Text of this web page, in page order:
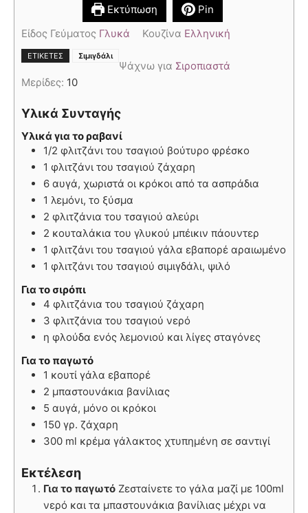
Εκτύπωση
Pin
Είδος Γεύματος Γλυκά Κουζίνα Ελληνική
ΕΤΙΚΈΤΕΣ Σιμιγδάλι
Ψάχνω για Σιροπιαστά
Μερίδες: 10
Υλικά Συνταγής
Υλικά για το ραβανί
1/2 φλιτζάνι του τσαγιού βούτυρο φρέσκο
1 φλιτζάνι του τσαγιού ζάχαρη
6 αυγά, χωριστά οι κρόκοι από τα ασπράδια
1 λεμόνι, το ξύσμα
2 φλιτζάνια του τσαγιού αλεύρι
2 κουταλάκια του γλυκού μπέικιν πάουντερ
1 φλιτζάνι του τσαγιού γάλα εβαπορέ αραιωμένο
1 φλιτζάνι του τσαγιού σιμιγδάλι, ψιλό
Για το σιρόπι
4 φλιτζάνια του τσαγιού ζάχαρη
3 φλιτζάνια του τσαγιού νερό
η φλούδα ενός λεμονιού και λίγες σταγόνες
Για το παγωτό
1 κουτί γάλα εβαπορέ
2 μπαστουνάκια βανίλιας
5 αυγά, μόνο οι κρόκοι
150 γρ. ζάχαρη
300 ml κρέμα γάλακτος χτυπημένη σε σαντιγί
Εκτέλεση
Για το παγωτό Zεσταίνετε το γάλα μαζί με 100ml
νερό και τα μπαστουνάκια βανίλιας μέχρι να